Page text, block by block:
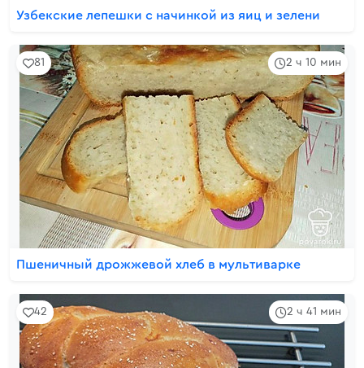
Узбекские лепешки с начинкой из яиц и зелени
2 ч 10 мин
81
Пшеничный дрожжевой хлеб в мультиварке
2 ч 41 мин
42